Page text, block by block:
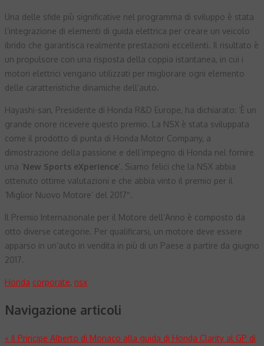
Una delle sfide più significative nel programma di sviluppo è stata
l’integrazione di elementi di guida elettrica per creare un veicolo
ibrido che garantisca realmente prestazioni eccellenti. Il risultato è
un propulsore con una risposta della coppia istantanea, in cui i
motori elettrici vengano utilizzati per migliorare ogni elemento
delle caratteristiche dinamiche dell’auto.
Hayashi-san, Presidente di Honda R&D Europe, ha dichiarato: ‘È un
grande onore ricevere questo premio. La NSX è stata sviluppata
come il prodotto di punta di Honda Motor Company, a
dimostrazione della passione e dell’impegno di Honda nel fornire
una ‘New Sports eXperience’. Siamo felici che la NSX abbia
ottenuto ottime valutazioni e che abbia vinto il premio per il
‘Miglior Nuovo Motore’ del 2017″.
Il Premio Internazionale per il Motore dell’Anno è composto da
otto diverse categorie. Per qualificarsi, un motore deve essere
apparso in un’auto in vendita in più di un Paese a partire da giugno
2017.
Honda corporate, nsx
Navigazione articoli
« Il Principe Alberto di Monaco alla guida di Honda Clarity al GP di